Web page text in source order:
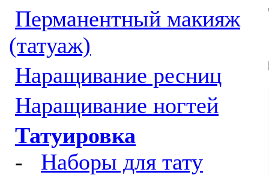
Перманентный макияж
(татуаж)
Наращивание ресниц
Наращивание ногтей
Татуировка
- Наборы для тату